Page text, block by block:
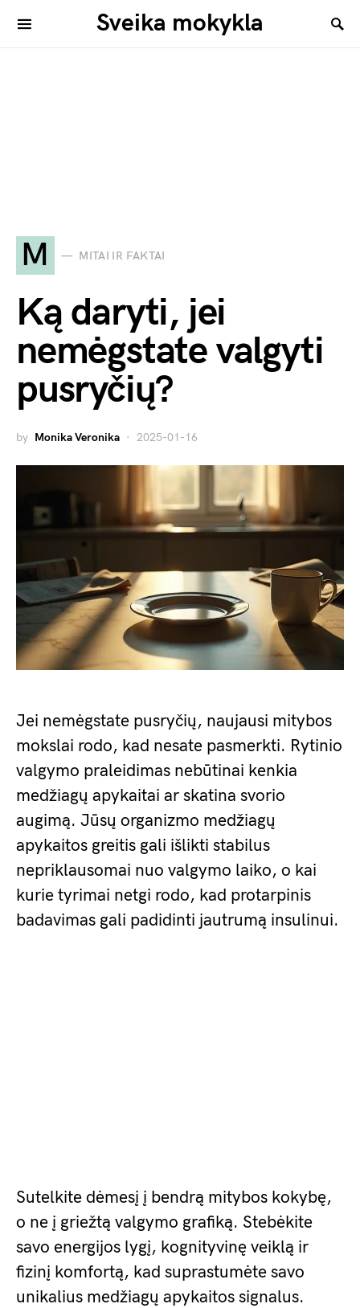
Sveika mokykla
M MITAI IR FAKTAI
Ką daryti, jei
nemėgstate valgyti
pusryčių?
by Monika Veronika 2025-01-16
Jei nemėgstate pusryčių, naujausi mitybos
mokslai rodo, kad nesate pasmerkti. Rytinio
valgymo praleidimas nebūtinai kenkia
medžiagų apykaitai ar skatina svorio
augimą. Jūsų organizmo medžiagų
apykaitos greitis gali išlikti stabilus
nepriklausomai nuo valgymo laiko, o kai
kurie tyrimai netgi rodo, kad protarpinis
badavimas gali padidinti jautrumą insulinui.
Sutelkite dėmesį į bendrą mitybos kokybę,
o ne į griežtą valgymo grafiką. Stebėkite
savo energijos lygį, kognityvinę veiklą ir
fizinį komfortą, kad suprastumėte savo
unikalius medžiagų apykaitos signalus.